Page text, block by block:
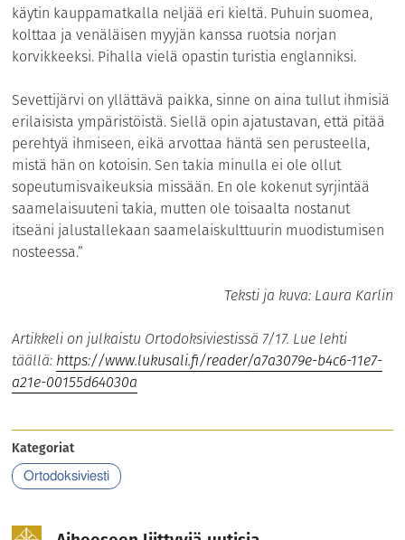
käytin kauppamatkalla neljää eri kieltä. Puhuin suomea,
kolttaa ja venäläisen myyjän kanssa ruotsia norjan
korvikkeeksi. Pihalla vielä opastin turistia englanniksi.
Sevettijärvi on yllättävä paikka, sinne on aina tullut ihmisiä
erilaisista ympäristöistä. Siellä opin ajatustavan, että pitää
perehtyä ihmiseen, eikä arvottaa häntä sen perusteella,
mistä hän on kotoisin. Sen takia minulla ei ole ollut
sopeutumisvaikeuksia missään. En ole kokenut syrjintää
saamelaisuuteni takia, mutten ole toisaalta nostanut
itseäni jalustallekaan saamelaiskulttuurin muodistumisen
nosteessa.”
Teksti ja kuva: Laura Karlin
Artikkeli on julkaistu Ortodoksiviestissä 7/17. Lue lehti
täällä: https://www.lukusali.fi/reader/a7a3079e-b4c6-11e7-
a21e-00155d64030a
Kategoriat
Ortodoksiviesti